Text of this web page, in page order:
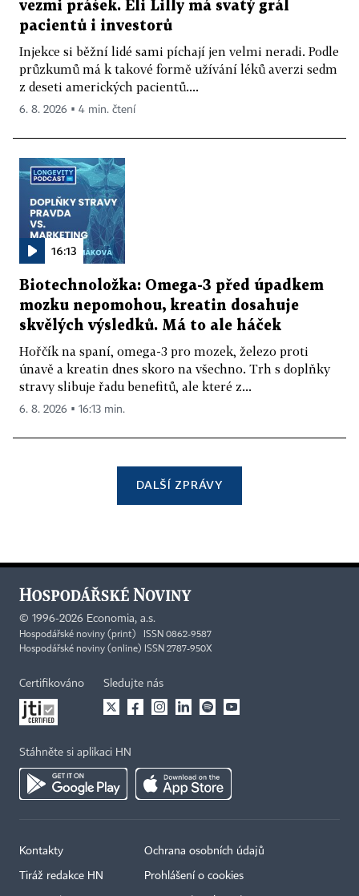
vezmi prášek. Eli Lilly má svatý grál
pacientů i investorů
Injekce si běžní lidé sami píchají jen velmi neradi. Podle
průzkumů má k takové formě užívání léků averzi sedm
z deseti amerických pacientů....
6. 8. 2026 ▪ 4 min. čtení
16:13
Biotechnoložka: Omega-3 před úpadkem
mozku nepomohou, kreatin dosahuje
skvělých výsledků. Má to ale háček
Hořčík na spaní, omega-3 pro mozek, železo proti
únavě a kreatin dnes skoro na všechno. Trh s doplňky
stravy slibuje řadu benefitů, ale které z...
6. 8. 2026 ▪ 16:13 min.
DALŠÍ ZPRÁVY
© 1996-2026 Economia, a.s.
Hospodářské noviny (print) ISSN 0862-9587
Hospodářské noviny (online) ISSN 2787-950X
Certifikováno Sledujte nás
Stáhněte si aplikaci HN
Kontakty
Tiráž redakce HN
Ochrana osobních údajů
Prohlášení o cookies